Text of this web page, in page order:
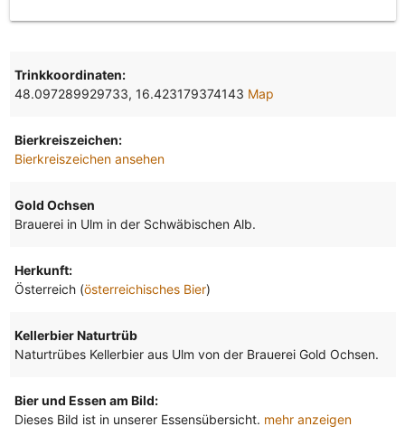
Trinkkoordinaten:
48.097289929733, 16.423179374143 Map
Bierkreiszeichen:
Bierkreiszeichen ansehen
Gold Ochsen
Brauerei in Ulm in der Schwäbischen Alb.
Herkunft:
Österreich (österreichisches Bier)
Kellerbier Naturtrüb
Naturtrübes Kellerbier aus Ulm von der Brauerei Gold Ochsen.
Bier und Essen am Bild:
Dieses Bild ist in unserer Essensübersicht. mehr anzeigen